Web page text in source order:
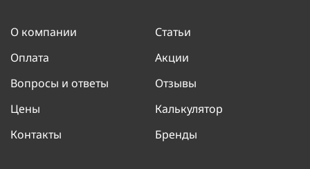
О компании
Статьи
Оплата
Акции
Вопросы и ответы
Отзывы
Цены
Калькулятор
Контакты
Бренды